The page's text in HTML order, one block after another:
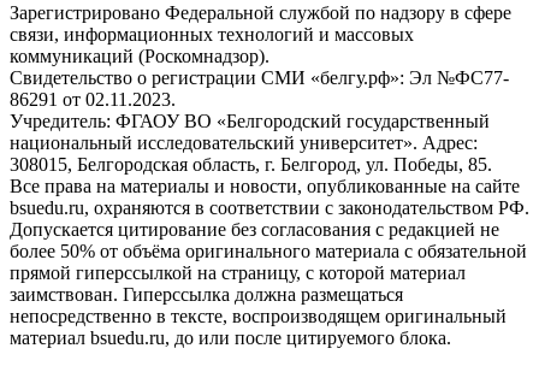
Зарегистрировано Федеральной службой по надзору в сфере
связи, информационных технологий и массовых
коммуникаций (Роскомнадзор).
Свидетельство о регистрации СМИ «белгу.рф»: Эл №ФС77-
86291 от 02.11.2023.
Учредитель: ФГАОУ ВО «Белгородский государственный
национальный исследовательский университет». Адрес:
308015, Белгородская область, г. Белгород, ул. Победы, 85.
Все права на материалы и новости, опубликованные на сайте
bsuedu.ru, охраняются в соответствии с законодательством РФ.
Допускается цитирование без согласования с редакцией не
более 50% от объёма оригинального материала с обязательной
прямой гиперссылкой на страницу, с которой материал
заимствован. Гиперссылка должна размещаться
непосредственно в тексте, воспроизводящем оригинальный
материал bsuedu.ru, до или после цитируемого блока.